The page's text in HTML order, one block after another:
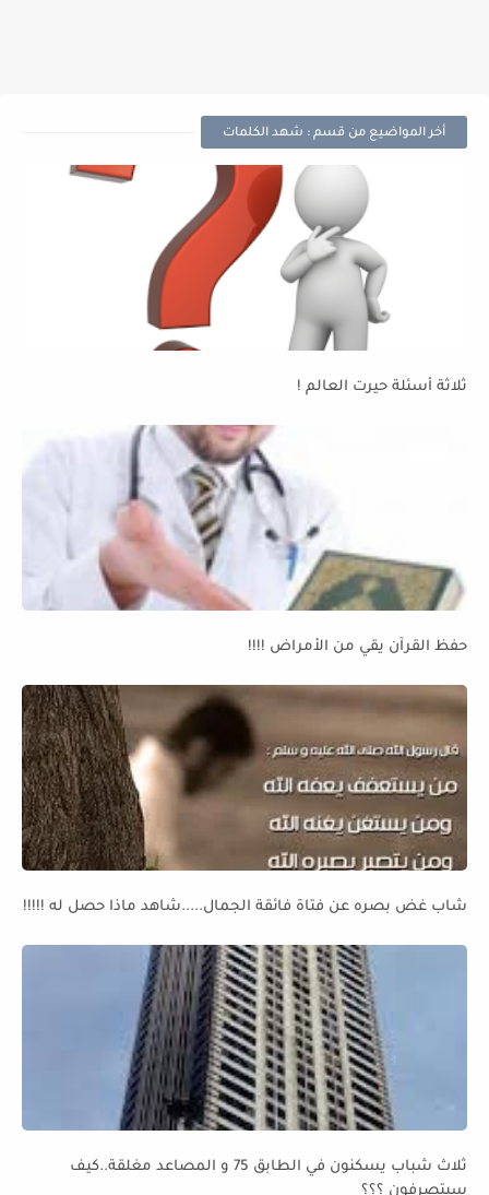
أخر المواضيع من قسم : شهد الكلمات
ثلاثة أسئلة حيرت العالم !
حفظ القرآن يقي من الأمراض !!!!
شاب غض بصره عن فتاة فائقة الجمال.....شاهد ماذا حصل له !!!!!
ثلاث شباب يسكنون في الطابق 75 و المصاعد مغلقة..كيف
سيتصرفون ؟؟؟